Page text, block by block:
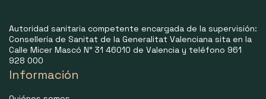
Autoridad sanitaria competente encargada de la supervisión:
Consellería de Sanitat de la Generalitat Valenciana sita en la
Calle Micer Mascó N° 31 46010 de Valencia y teléfono 961
928 000
Información